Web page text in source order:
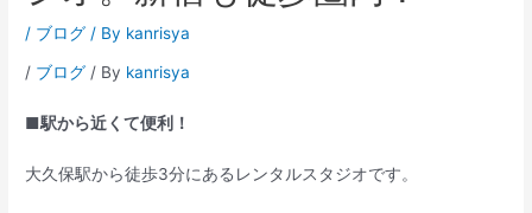
/ ブログ / By kanrisya
/ ブログ / By kanrisya
■駅から近くて便利！
大久保駅から徒歩3分にあるレンタルスタジオです。